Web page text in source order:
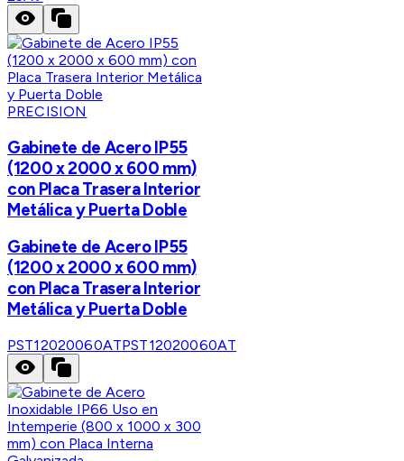
PRECISION
Gabinete de Acero IP55
(1200 x 2000 x 600 mm)
con Placa Trasera Interior
Metálica y Puerta Doble
Gabinete de Acero IP55
(1200 x 2000 x 600 mm)
con Placa Trasera Interior
Metálica y Puerta Doble
PST12020060ATPST12020060AT